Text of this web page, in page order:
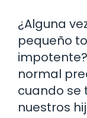
¿Alguna
pequeño
normal
cuando se
nuestros